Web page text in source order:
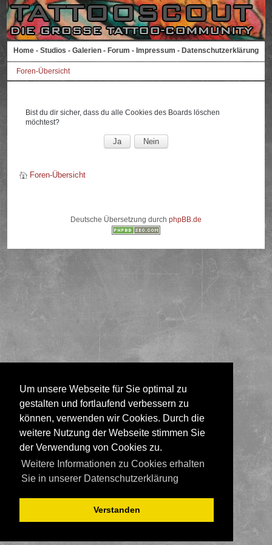
Um unsere Webseite für Sie optimal zu
gestalten und fortlaufend verbessern zu
können, verwenden wir Cookies. Durch die
weitere Nutzung der Webseite stimmen Sie
der Verwendung von Cookies zu.
Weitere Informationen zu Cookies erhalten
Sie in unserer Datenschutzerklärung
Verstanden
Home - Studios - Galerien - Forum - Impressum - Datenschutzerklärung
Foren-Übersicht
Bist du dir sicher, dass du alle Cookies des Boards löschen
möchtest?
Foren-Übersicht
Deutsche Übersetzung durch phpBB.de